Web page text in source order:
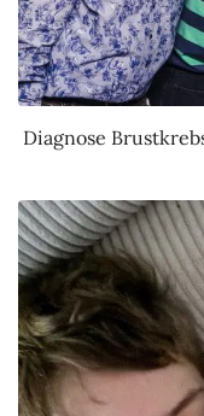
Diagnose